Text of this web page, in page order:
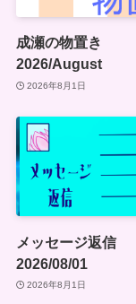
成瀬の物置き
2026/August
2026年8月1日
メッセージ返信
2026/08/01
2026年8月1日